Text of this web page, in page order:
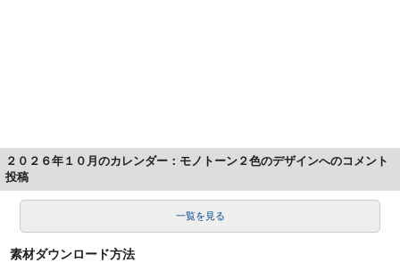
２０２６年１０月のカレンダー：モノトーン２色のデザインへのコメント
投稿
一覧を見る
素材ダウンロード方法